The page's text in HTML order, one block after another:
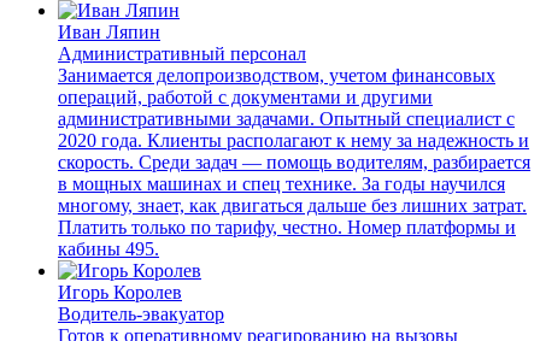
Иван Ляпин
Административный персонал
Занимается делопроизводством, учетом финансовых
операций, работой с документами и другими
административными задачами. Опытный специалист с
2020 года. Клиенты располагают к нему за надежность и
скорость. Среди задач — помощь водителям, разбирается
в мощных машинах и спец технике. За годы научился
многому, знает, как двигаться дальше без лишних затрат.
Платить только по тарифу, честно. Номер платформы и
кабины 495.
Игорь Королев
Водитель-эвакуатор
Готов к оперативному реагированию на вызовы